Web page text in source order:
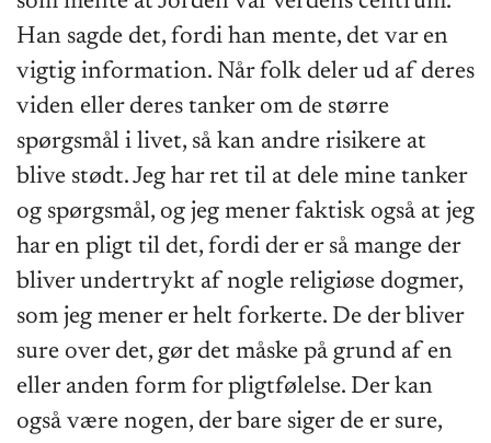
Han sagde det, fordi han mente, det var en
vigtig information. Når folk deler ud af deres
viden eller deres tanker om de større
spørgsmål i livet, så kan andre risikere at
blive stødt. Jeg har ret til at dele mine tanker
og spørgsmål, og jeg mener faktisk også at jeg
har en pligt til det, fordi der er så mange der
bliver undertrykt af nogle religiøse dogmer,
som jeg mener er helt forkerte. De der bliver
sure over det, gør det måske på grund af en
eller anden form for pligtfølelse. Der kan
også være nogen, der bare siger de er sure,